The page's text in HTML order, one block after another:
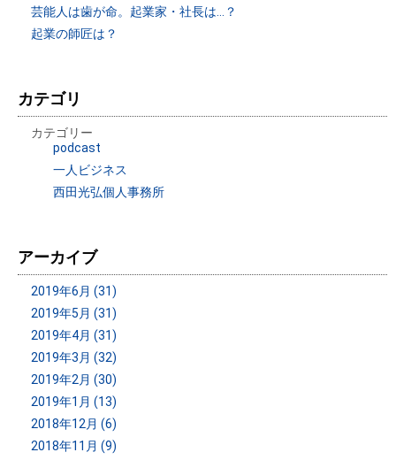
芸能人は歯が命。起業家・社長は…？
起業の師匠は？
カテゴリ
カテゴリー
podcast
一人ビジネス
西田光弘個人事務所
アーカイブ
2019年6月 (31)
2019年5月 (31)
2019年4月 (31)
2019年3月 (32)
2019年2月 (30)
2019年1月 (13)
2018年12月 (6)
2018年11月 (9)